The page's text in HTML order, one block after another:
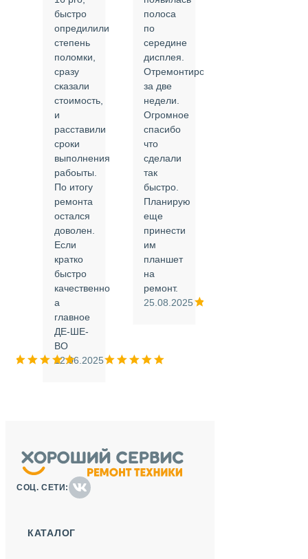
быстро
опредилили
степень
поломки,
сразу
сказали
стоимость,
и
расставили
сроки
выполнения
рабоыты.
По итогу
ремонта
остался
доволен.
Если
кратко
быстро
качественно
а
главное
ДЕ-ШЕ-
ВО
12.06.2025
полоса
по
середине
дисплея.
Отремонтировали
за две
недели.
Огромное
спасибо
что
сделали
так
быстро.
Планирую
еще
принести
им
планшет
на
ремонт.
25.08.2025
СОЦ. СЕТИ:
КАТАЛОГ